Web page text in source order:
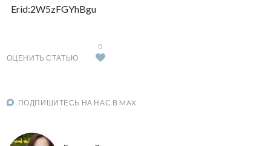
Erid:2W5zFGYhBgu
ОЦЕНИТЬ СТАТЬЮ
0
ПОДПИШИТЕСЬ НА НАС В MAX